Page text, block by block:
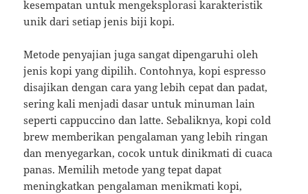
kesempatan untuk mengeksplorasi karakteristik
unik dari setiap jenis biji kopi.
Metode penyajian juga sangat dipengaruhi oleh
jenis kopi yang dipilih. Contohnya, kopi espresso
disajikan dengan cara yang lebih cepat dan padat,
sering kali menjadi dasar untuk minuman lain
seperti cappuccino dan latte. Sebaliknya, kopi cold
brew memberikan pengalaman yang lebih ringan
dan menyegarkan, cocok untuk dinikmati di cuaca
panas. Memilih metode yang tepat dapat
meningkatkan pengalaman menikmati kopi,